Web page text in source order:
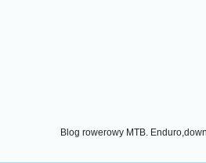
Blog rowerowy MTB.